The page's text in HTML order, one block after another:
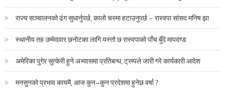
राज्य सञ्चालनको ढंग सुधार्नुपर्छ, कालो चस्मा हटाउनुपर्छ – रास्वपा सांसद मनिष झा
स्थानीय तह उम्मेदवार छनोटका लागि यस्तो छ रास्वपाको पाँच बुँदे मापदण्ड
अमेरिका पुगेर सुत्केरी हुने अभ्यासमा प्रतिबन्ध, ट्रम्पले जारी गरे कार्यकारी आदेश
मनसुनको प्रभाव कायमै, आज कुन–कुन प्रदेशमा हुनेछ वर्षा ?